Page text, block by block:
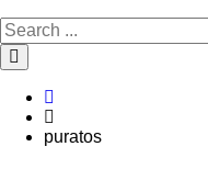
Search
for:
puratos